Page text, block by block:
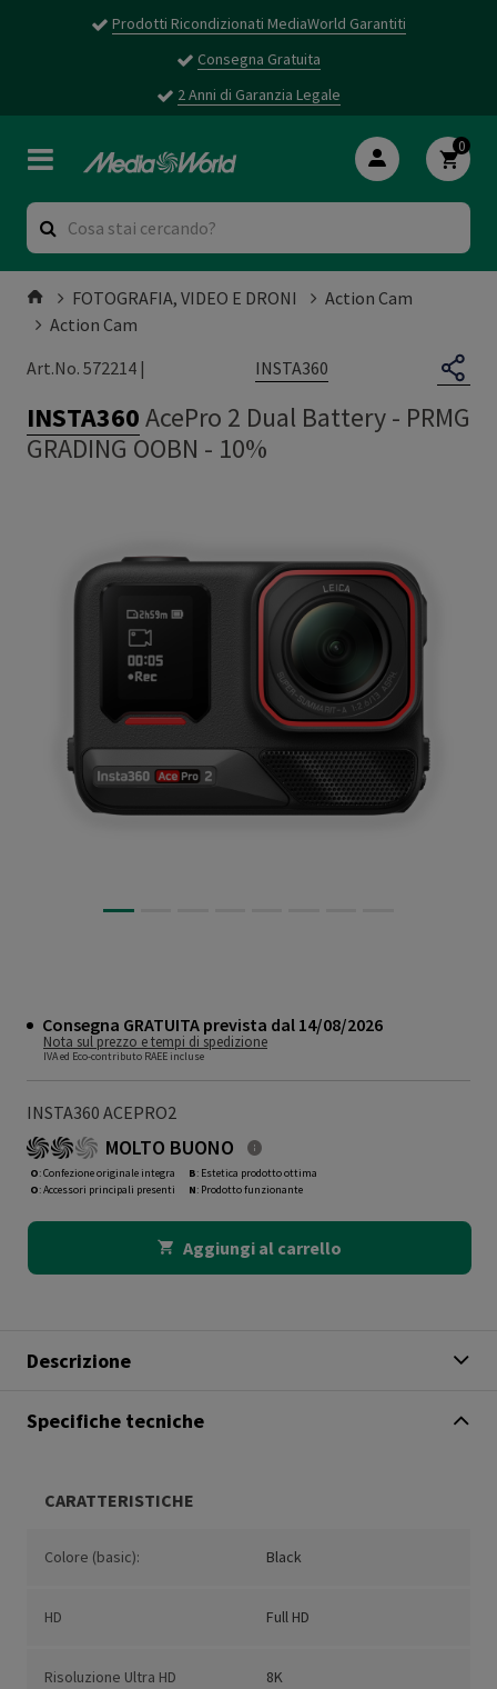
Prodotti Ricondizionati MediaWorld Garantiti
Consegna Gratuita
2 Anni di Garanzia Legale
0
FOTOGRAFIA, VIDEO E DRONI
Action Cam
Action Cam
Art.No. 572214 |
INSTA360
INSTA360AcePro 2 Dual Battery- PRMG
GRADING OOBN - 10%
Consegna GRATUITA prevista dal 14/08/2026
Nota sul prezzo e tempi di spedizione
IVA ed Eco-contributo RAEE incluse
INSTA360 ACEPRO2
MOLTO BUONO
O: Confezione originale integra
O: Accessori principali presenti
B: Estetica prodotto ottima
N: Prodotto funzionante
Aggiungi al carrello
Descrizione
Specifiche tecniche
CARATTERISTICHE
Colore (basic): Black
HD Full HD
Risoluzione Ultra HD 8K